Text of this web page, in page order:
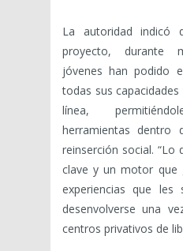
La autoridad indicó
proyecto, durante
jóvenes han podido
todas sus
línea,
herramientas dentro
reinserción social. “Lo
clave y un motor que
experiencias que les
desenvolverse una
centros privativos de